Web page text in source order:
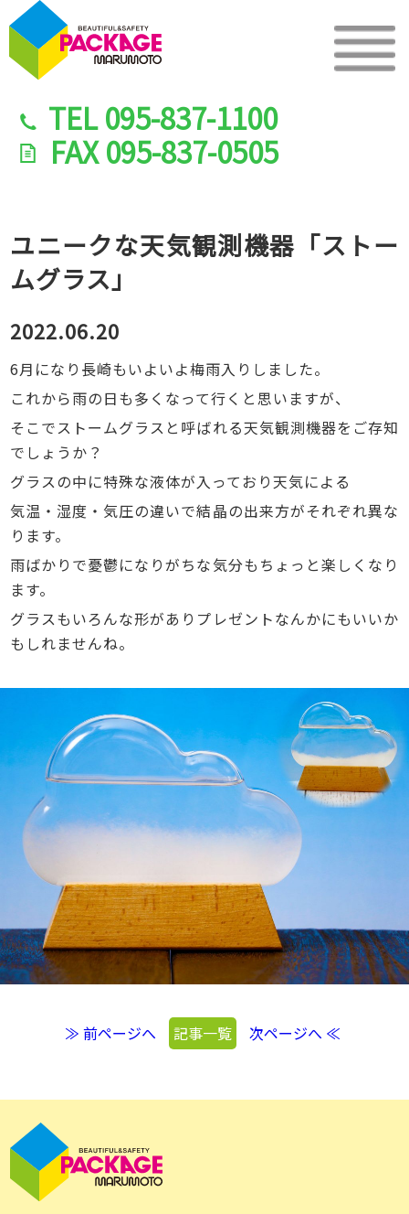
TEL095-837-1100
FAX095-837-0505
ユニークな天気観測機器「ストー
ムグラス」
2022.06.20
6月になり長崎もいよいよ梅雨入りしました。
これから雨の日も多くなって行くと思いますが、
そこでストームグラスと呼ばれる天気観測機器をご存知
でしょうか？
グラスの中に特殊な液体が入っており天気による
気温・湿度・気圧の違いで結晶の出来方がそれぞれ異な
ります。
雨ばかりで憂鬱になりがちな気分もちょっと楽しくなり
ます。
グラスもいろんな形がありプレゼントなんかにもいいか
もしれませんね。
≫ 前ページへ 記事一覧 次ページへ ≪